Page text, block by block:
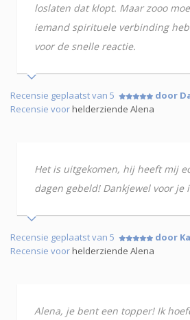
loslaten dat klopt. Maar zooo
iemand spirituele verbinding
voor de snelle reactie.
Recensie geplaatst van 5
door
Recensie voorhelderziende Alena
Het is uitgekomen, hij heeft mij
dagen gebeld! Dankjewel voor je
Recensie geplaatst van 5
door
Recensie voorhelderziende Alena
Alena, je bent een topper! Ik